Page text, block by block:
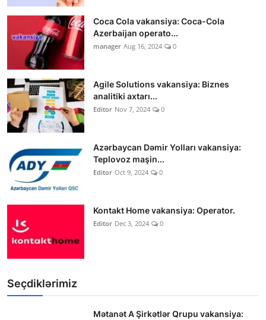
Coca Cola vakansiya: Coca-Cola
Azerbaijan operato...
manager Aug 16, 2024 0
Agile Solutions vakansiya: Biznes
analitiki axtarı...
Editor Nov 7, 2024 0
Azərbaycan Dəmir Yolları vakansiya:
Teplovoz maşin...
Editor Oct 9, 2024 0
Kontakt Home vakansiya: Operator.
Editor Dec 3, 2024 0
Seçdiklərimiz
Mətanət A Şirkətlər Qrupu vakansiya: